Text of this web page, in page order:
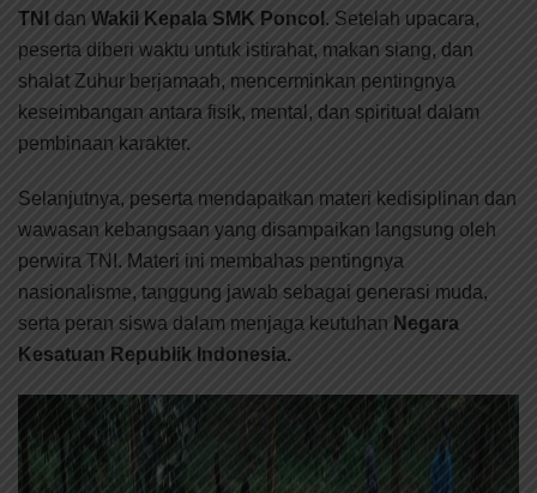
TNI
dan Wakil Kepala SMK Poncol . Setelah upacara,
peserta diberi waktu untuk istirahat, makan siang, dan
shalat Zuhur berjamaah, mencerminkan pentingnya
keseimbangan antara fisik, mental, dan spiritual dalam
pembinaan karakter.
Selanjutnya, peserta mendapatkan materi kedisiplinan dan
wawasan kebangsaan yang disampaikan langsung oleh
perwira TNI. Materi ini membahas pentingnya
nasionalisme, tanggung jawab sebagai generasi muda,
serta peran siswa dalam menjaga keutuhan Negara
Kesatuan Republik Indonesia.